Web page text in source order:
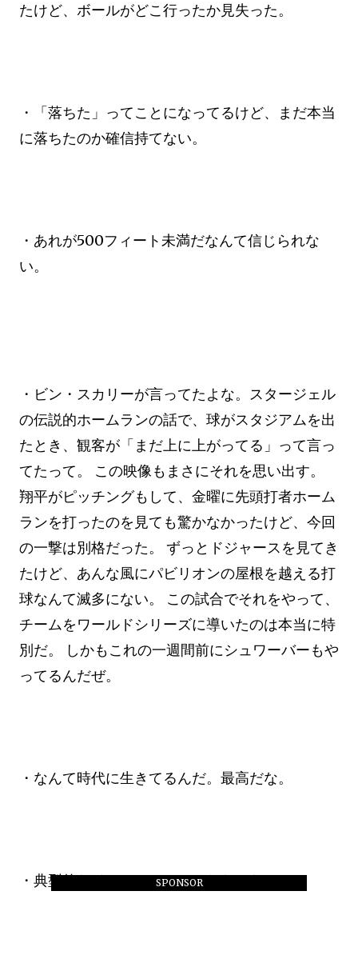
SPONSOR
たけど、ボールがどこ行ったか見失った。
・「落ちた」ってことになってるけど、まだ本当
に落ちたのか確信持てない。
・あれが500フィート未満だなんて信じられな
い。
・ビン・スカリーが言ってたよな。スタージェル
の伝説的ホームランの話で、球がスタジアムを出
たとき、観客が「まだ上に上がってる」って言っ
てたって。 この映像もまさにそれを思い出す。
翔平がピッチングもして、金曜に先頭打者ホーム
ランを打ったのを見ても驚かなかったけど、今回
の一撃は別格だった。 ずっとドジャースを見てき
たけど、あんな風にパビリオンの屋根を越える打
球なんて滅多にない。 この試合でそれをやって、
チームをワールドシリーズに導いたのは本当に特
別だ。 しかもこれの一週間前にシュワーバーもや
ってるんだぜ。
・なんて時代に生きてるんだ。最高だな。
・典型的なドジャースファンだな、な？